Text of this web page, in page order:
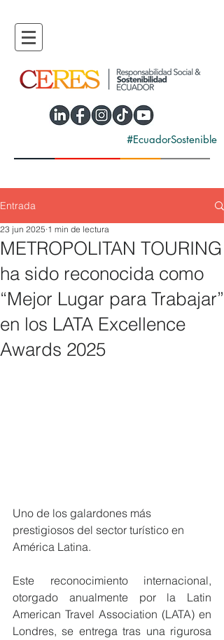
#EcuadorSostenible
Entrada
METROPOLITAN TOURING
ha sido reconocida como
“Mejor Lugar para Trabajar”
en los LATA Excellence
Awards 2025
23 jun 2025 1 min de lectura
Uno de los galardones más
prestigiosos del sector turístico en
América Latina.
Este reconocimiento internacional,
otorgado anualmente por la Latin
American Travel Association (LATA) en
Londres, se entrega tras una rigurosa